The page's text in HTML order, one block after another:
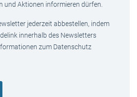
und Aktionen informieren dürfen.
jederzeit abbestellen, indem
innerhalb des Newsletters
zum Datenschutz